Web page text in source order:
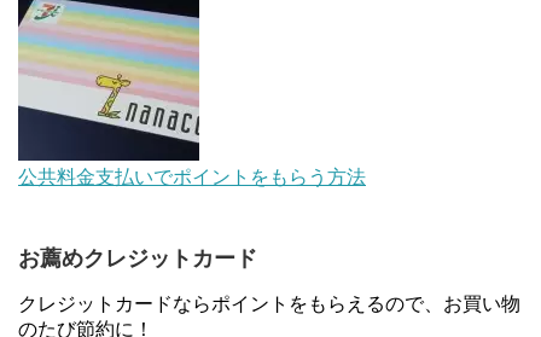
【対象者限定】楽天ペイで決済すると最大300ポイ
ントキャンペーン！～6/1
デジタルギフト改悪でいろいろ手数料徴収へ！8/3
～
au Pay等に等価交換できる「えらべるギフト」がフ
ァミリマートとミニストップで登場！WAON1%還
元で新ルート誕生！？
公共料金支払いでポイントをもらう方法
お薦めクレジットカード
クレジットカードならポイントをもらえるので、お買い物
のたび節約に！